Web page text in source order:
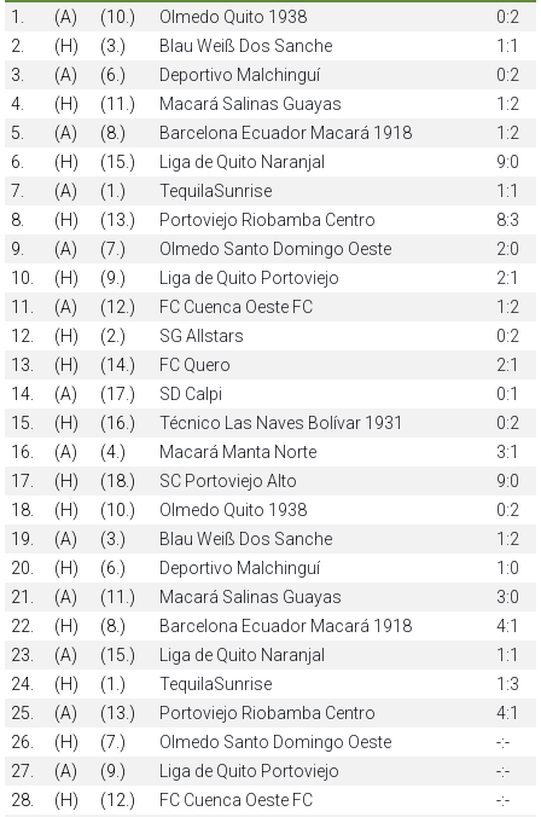
1.
(A) (10.) Olmedo Quito 1938
0:2
2.
(H) (3.) Blau Weiß Dos Sanche
1:1
3.
(A) (6.) Deportivo Malchinguí
0:2
4.
(H) (11.) Macará Salinas Guayas
1:2
5.
(A) (8.) Barcelona Ecuador Macará 1918
1:2
6.
(H) (15.) Liga de Quito Naranjal
9:0
7.
(A) (1.) TequilaSunrise
1:1
8.
(H) (13.) Portoviejo Riobamba Centro
8:3
9.
(A) (7.) Olmedo Santo Domingo Oeste
2:0
10.
(H) (9.) Liga de Quito Portoviejo
2:1
11.
(A) (12.) FC Cuenca Oeste FC
1:2
12.
(H) (2.) SG Allstars
0:2
13.
(H) (14.) FC Quero
2:1
14.
(A) (17.) SD Calpi
0:1
15.
(H) (16.) Técnico Las Naves Bolívar 1931
0:2
16.
(A) (4.) Macará Manta Norte
3:1
17.
(H) (18.) SC Portoviejo Alto
9:0
18.
(H) (10.) Olmedo Quito 1938
0:2
19.
(A) (3.) Blau Weiß Dos Sanche
1:2
20.
(H) (6.) Deportivo Malchinguí
1:0
21.
(A) (11.) Macará Salinas Guayas
3:0
22.
(H) (8.) Barcelona Ecuador Macará 1918
4:1
23.
(A) (15.) Liga de Quito Naranjal
1:1
24.
(H) (1.) TequilaSunrise
1:3
25.
(A) (13.) Portoviejo Riobamba Centro
4:1
26.
(H) (7.) Olmedo Santo Domingo Oeste
-:-
27.
(A) (9.) Liga de Quito Portoviejo
-:-
28.
(H) (12.) FC Cuenca Oeste FC
-:-